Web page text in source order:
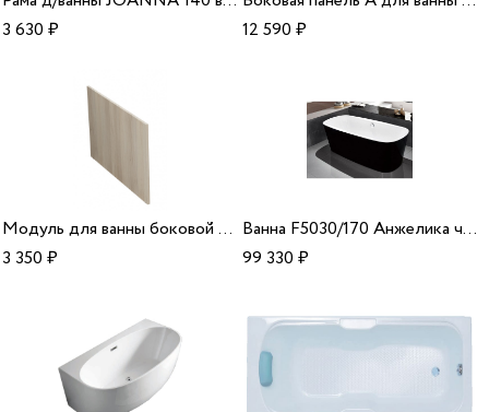
3 630₽
12 590₽
Модуль для ванны боковой ясень Smart 80 Cersanit B-PM-SMART*80
3 350₽
Ванна F5030/170 Анжелика черная Fiinn
99 330₽